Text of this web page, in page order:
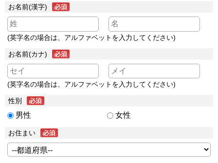
お名前(漢字)
(英字名の場合は、アルファベットを入力してください)
お名前(カナ)
(英字名の場合は、アルファベットを入力してください)
性別
男性 女性
お住まい